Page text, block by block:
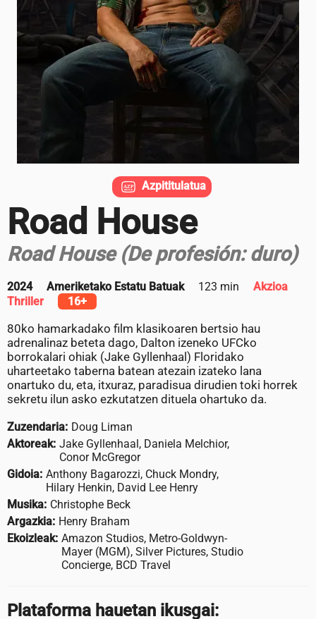
Road House
Road House (De profesión: duro)
2024 Ameriketako Estatu Batuak 123 min
Akzioa
Thriller
16+
80ko hamarkadako film klasikoaren bertsio hau
adrenalinaz beteta dago, Dalton izeneko UFCko
borrokalari ohiak (Jake Gyllenhaal) Floridako
uharteetako taberna batean atezain izateko lana
onartuko du, eta, itxuraz, paradisua dirudien toki horrek
sekretu ilun asko ezkutatzen dituela ohartuko da.
Zuzendaria: Doug Liman
Aktoreak: Jake Gyllenhaal, Daniela Melchior,
Conor McGregor
Gidoia: Anthony Bagarozzi, Chuck Mondry,
Hilary Henkin, David Lee Henry
Musika: Christophe Beck
Argazkia: Henry Braham
Ekoizleak: Amazon Studios, Metro-Goldwyn-
Mayer (MGM), Silver Pictures, Studio
Concierge, BCD Travel
Plataforma hauetan ikusgai:
Azpititulatua